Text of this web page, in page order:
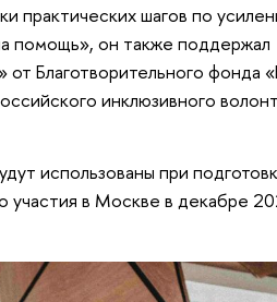
практических шагов по
помощь», он также поддержал
Благотворительного фонда
инклюзивного
использованы при
в Москве в декабре